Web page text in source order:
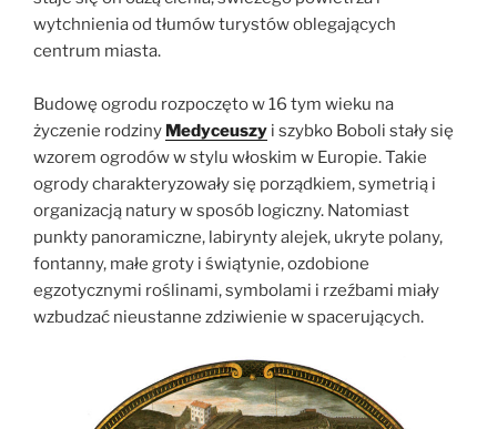
wytchnienia od tłumów turystów oblegających
centrum miasta.
Budowę ogrodu rozpoczęto w 16 tym wieku na
życzenie rodziny Medyceuszy i szybko Boboli stały się
wzorem ogrodów w stylu włoskim w Europie. Takie
ogrody charakteryzowały się porządkiem, symetrią i
organizacją natury w sposób logiczny. Natomiast
punkty panoramiczne, labirynty alejek, ukryte polany,
fontanny, małe groty i świątynie, ozdobione
egzotycznymi roślinami, symbolami i rzeźbami miały
wzbudzać nieustanne zdziwienie w spacerujących.